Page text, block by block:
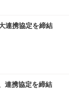
連携協定を締結
連携協定を締結